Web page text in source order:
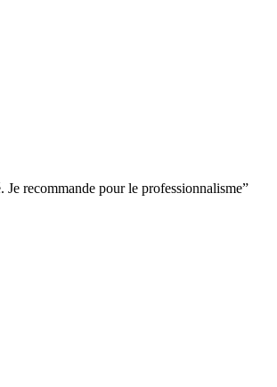
Je recommande pour le professionnalisme”